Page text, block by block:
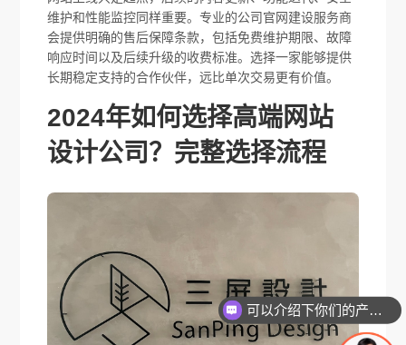
维护和性能监控同样重要。专业的公司官网建设服务商
会提供明确的售后保障条款，包括免费维护期限、故障
响应时间以及后续升级的收费标准。选择一家能够提供
长期稳定支持的合作伙伴，远比单次交易更有价值。
2024年如何选择高端网站
设计公司？完整选择流程
可以介绍下你们的产品么